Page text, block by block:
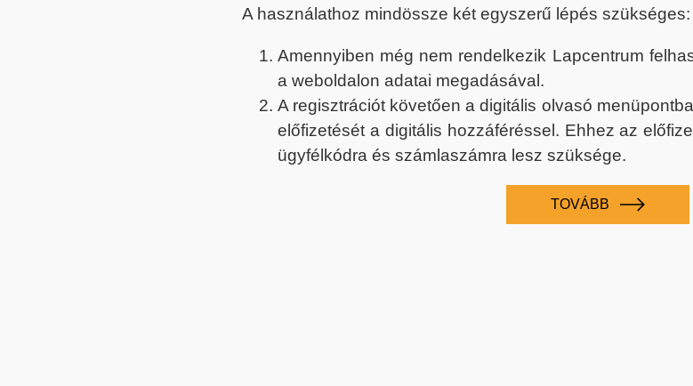
A használathoz mindössze két egyszerű lépés szükséges:
Amennyiben még nem rendelkezik Lapcentrum
a weboldalon adatai megadásával.
A regisztrációt követően a digitális olvasó
előfizetését a digitális hozzáféréssel. Ehhez az
ügyfélkódra és számlaszámra lesz szüksége.
TOVÁBB